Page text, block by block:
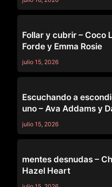
Follar y cubrir – Coco
Forde y Emma Rosie
julio 15, 2026
Escuchando a
uno – Ava Addams y
julio 15, 2026
mentes desnudas –
Hazel Heart